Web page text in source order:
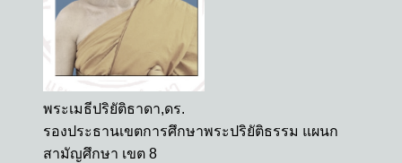
พระเมธีปริยัติธาดา,ดร.
รองประธานเขตการศึกษาพระปริยัติธรรม แผนก
สามัญศึกษา เขต 8